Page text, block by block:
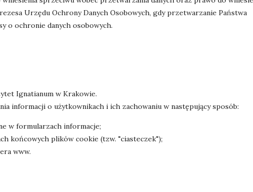
Urzędu Ochrony Danych Osobowych, gdy przetwarzanie Państwa
o ochronie danych osobowych.
Ignatianum w Krakowie.
informacji o użytkownikach i ich zachowaniu w następujący sposób:
w formularzach informacje;
końcowych plików cookie (tzw. "ciasteczek");
www.